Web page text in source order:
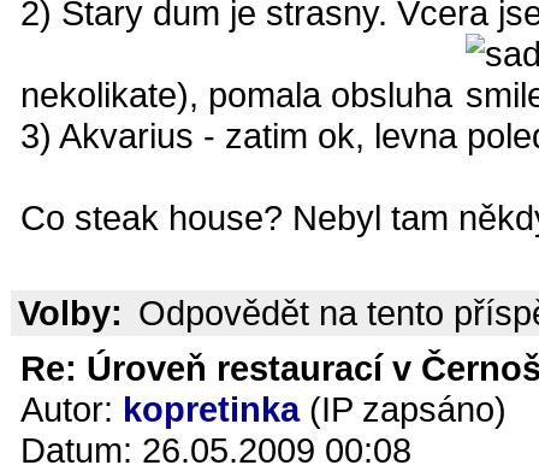
2) Stary dum je strasny. Vcera
nekolikate), pomala obsluha
3) Akvarius - zatim ok, levna
Co steak house? Nebyl tam
Volby: Odpovědět na tento
Re: Úroveň restaurací v
Autor: kopretinka(IP zapsáno)
Datum: 26.05.2009 00:08